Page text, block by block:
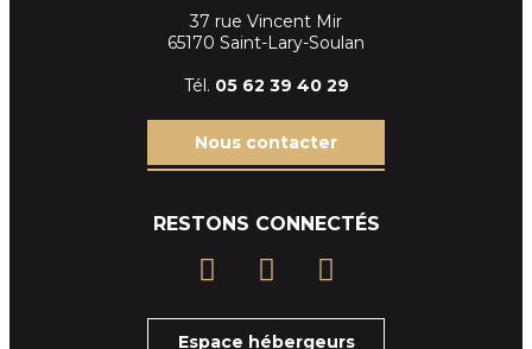
37 rue Vincent Mir
65170 Saint-Lary-Soulan
Tél. 05 62 39 40 29
Nous contacter
RESTONS CONNECTÉS
Espace hébergeurs